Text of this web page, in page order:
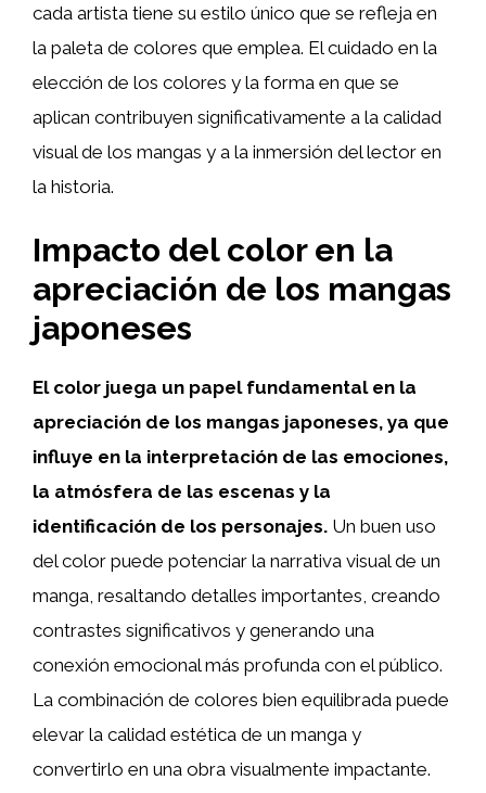
cada artista tiene su estilo único que se refleja en
la paleta de colores que emplea. El cuidado en la
elección de los colores y la forma en que se
aplican contribuyen significativamente a la calidad
visual de los mangas y a la inmersión del lector en
la historia.
Impacto del color en la
apreciación de los mangas
japoneses
El color juega un papel fundamental en la
apreciación de los mangas japoneses, ya que
influye en la interpretación de las emociones,
la atmósfera de las escenas y la
identificación de los personajes. Un buen uso
del color puede potenciar la narrativa visual de un
manga, resaltando detalles importantes, creando
contrastes significativos y generando una
conexión emocional más profunda con el público.
La combinación de colores bien equilibrada puede
elevar la calidad estética de un manga y
convertirlo en una obra visualmente impactante.